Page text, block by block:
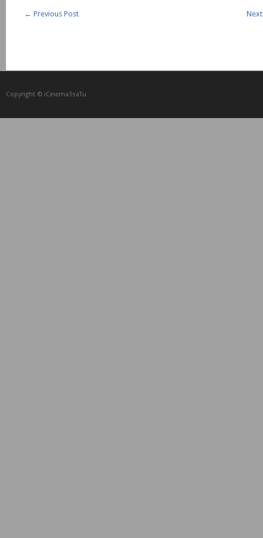
← Previous Post
Copyright © iCᴉnеma3saTu